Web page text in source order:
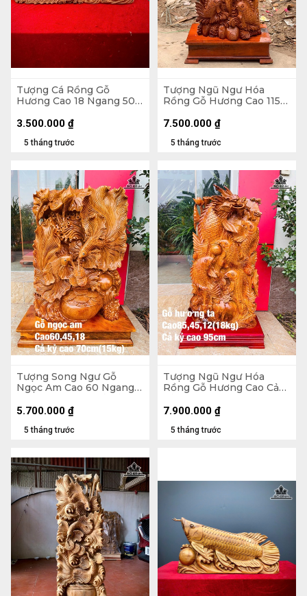
Tượng Cá Rồng Gỗ
Hương Cao 18 Ngang 50
5 tháng trước
3.500.000 ₫
Tượng Ngũ Ngư Hóa
Rồng Gỗ Hương Cao 115
Không Kỷ Cao 100 (cm)
5 tháng trước
7.500.000 ₫
Tượng Song Ngư Gỗ
Ngọc Am Cao 60 Ngang
70 - 15kg
5 tháng trước
5.700.000 ₫
Tượng Ngũ Ngư Hóa
Rồng Gỗ Hương Cao Cả
(cm) - 18kg - Kỷ Cao 10
5 tháng trước
7.900.000 ₫